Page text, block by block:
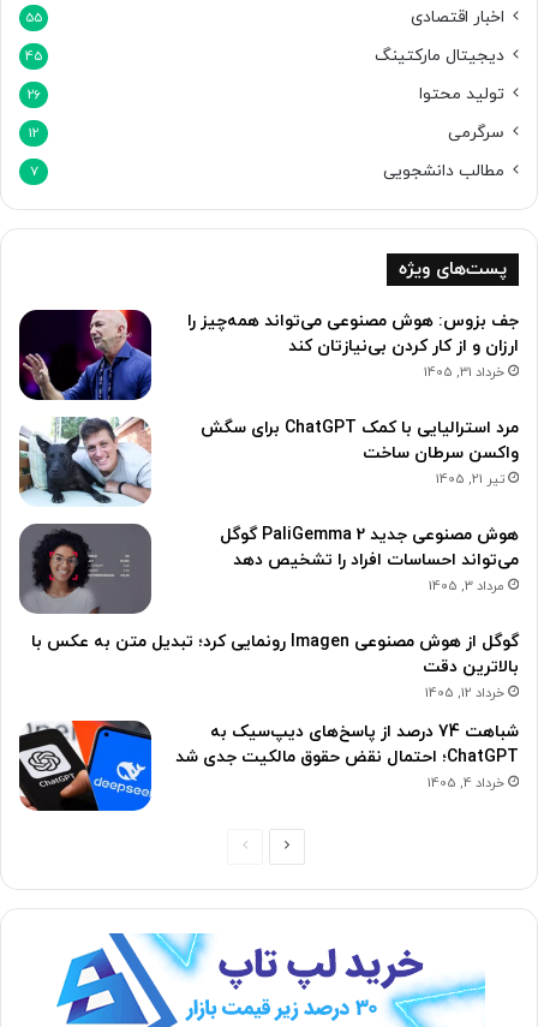
2
د
ی
اخبار اقتصادی 55
دیجیتال مارکتینگ 45
تولید محتوا 26
سرگرمی 12
مطالب دانشجویی 7
پست‌های ویژه
جف بزوس: هوش مصنوعی می‌تواند همه‌چیز را
ارزان و از کار کردن بی‌نیازتان کند
خرداد 31, 1405
مرد استرالیایی با کمک ChatGPT برای سگش
واکسن سرطان ساخت
تیر 21, 1405
هوش مصنوعی جدید PaliGemma 2 گوگل
می‌تواند احساسات افراد را تشخیص دهد
مرداد 3, 1405
گوگل از هوش مصنوعی Imagen رونمایی کرد؛ تبدیل متن به عکس با
بالاترین دقت
خرداد 12, 1405
شباهت 74 درصد از پاسخ‌های دیپ‌سیک به
ChatGPT؛ احتمال نقض حقوق مالکیت جدی شد
خرداد 4, 1405
ح
ق
ب
ح
ه
ع